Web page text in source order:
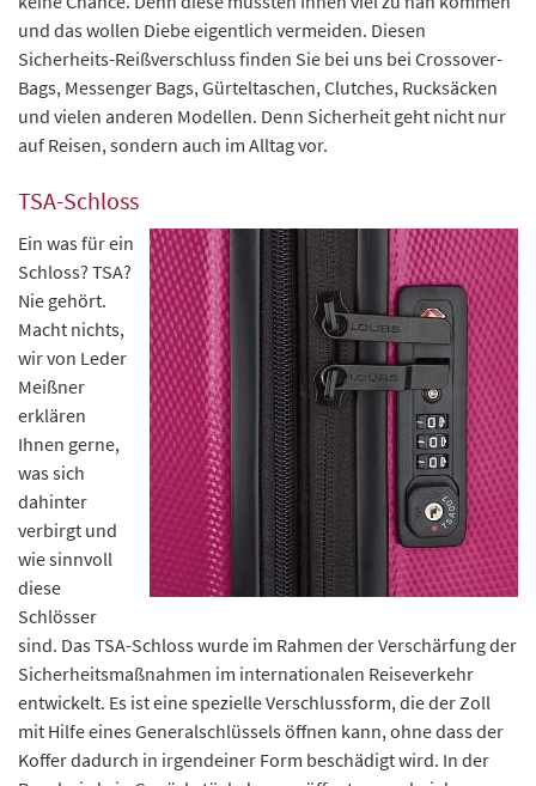
und das wollen Diebe eigentlich vermeiden. Diesen
Sicherheits-Reißverschluss finden Sie bei uns bei Crossover-
Bags, Messenger Bags, Gürteltaschen, Clutches, Rucksäcken
und vielen anderen Modellen. Denn Sicherheit geht nicht nur
auf Reisen, sondern auch im Alltag vor.
TSA-Schloss
Ein was für ein
Schloss? TSA?
Nie gehört.
Macht nichts,
wir von Leder
Meißner
erklären
Ihnen gerne,
was sich
dahinter
verbirgt und
wie sinnvoll
diese
Schlösser
sind. Das TSA-Schloss wurde im Rahmen der Verschärfung der
Sicherheitsmaßnahmen im internationalen Reiseverkehr
entwickelt. Es ist eine spezielle Verschlussform, die der Zoll
mit Hilfe eines Generalschlüssels öffnen kann, ohne dass der
Koffer dadurch in irgendeiner Form beschädigt wird. In der